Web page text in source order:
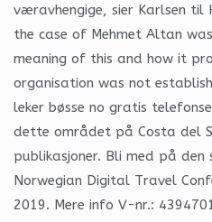
væravhengige, sier Karlsen
the case of Mehmet Altan
meaning of this and how it
organisation was not
leker bøsse no gratis
dette området på Costa del
publikasjoner. Bli med på den
Norwegian Digital Travel
2019. Mere info V-nr.: